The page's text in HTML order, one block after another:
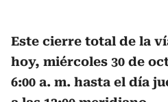
Este cierre total de la
hoy, miércoles 30 de
6:00 a. m. hasta el día